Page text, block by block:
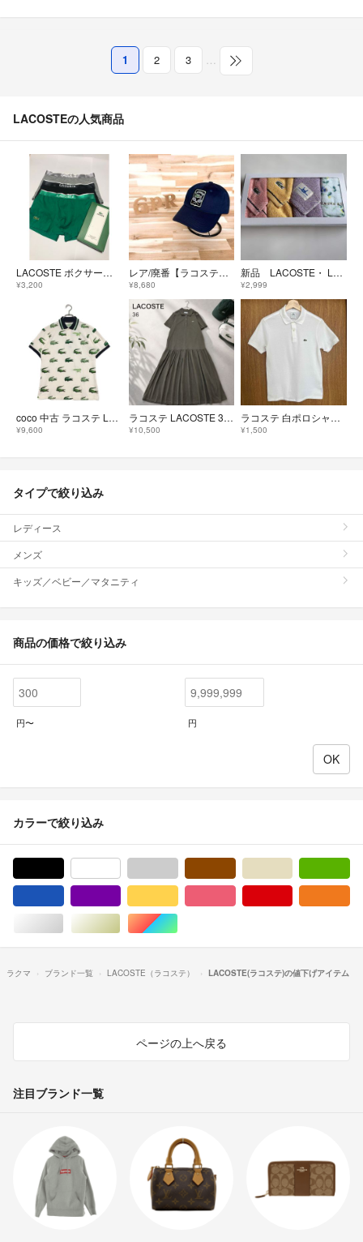
1 2 3 …
LACOSTEの人気商品
LACOSTE ボクサーパンツ 3枚セット サイズS
¥3,200
レア/廃番【ラコステ】テニス ワッペン キャップ スポーツ ワニ 紺ネイビー
¥8,680
新品 LACOSTE・ LAURA ASHLEY・瀬戸内逸品 ハンカチ 4枚セット
¥2,999
coco 中古 ラコステ LACOSTE メンズ 半袖ポロシャツ US S（M相当） 白 ホワイト ワニ総柄
¥9,600
ラコステ LACOSTE 36 ティアードワンピース オリーブ 替えボタン付 #k413
¥10,500
ラコステ 白ポロシャツ size14
¥1,500
タイプで絞り込み
レディース
メンズ
キッズ／ベビー／マタニティ
商品の価格で絞り込み
円〜 円
カラーで絞り込み
シルバー/銀色系ゴールド/金色系マルチカラー
ラクマ ブランド一覧 LACOSTE（ラコステ） LACOSTE(ラコステ)の値下げアイテム
ページの上へ戻る
注目ブランド一覧